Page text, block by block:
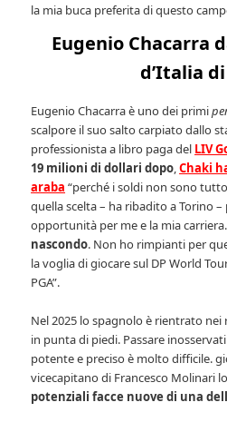
la mia buca preferita di questo
Eugenio Chacarra
d’Italia
Eugenio Chacarra è uno dei primi
scalpore il suo salto carpiato dallo
professionista a libro paga del LIV
19 milioni di dollari dopo,Chaki
araba “perché i soldi non sono
quella scelta – ha ribadito a Torino
opportunità per me e la mia
nascondo. Non ho rimpianti per
la voglia di giocare sul DP World
PGA”.
Nel 2025 lo spagnolo è rientrato nei
in punta di piedi. Passare
potente e preciso è molto difficile.
vicecapitano di Francesco Molinari
potenziali facce nuove di una